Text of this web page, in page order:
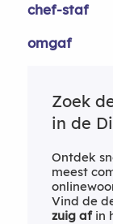
chef-staf
omgaf
Zoek
in de
Ontdek
meest
Vind de
zuig afin